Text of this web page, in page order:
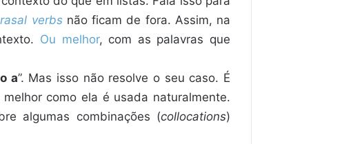
verbsnão ficam de fora. Assim, na
Ou melhor, com as palavras que
a”. Mas isso não resolve o seu caso. É
como ela é usada naturalmente.
algumas combinações (collocations)